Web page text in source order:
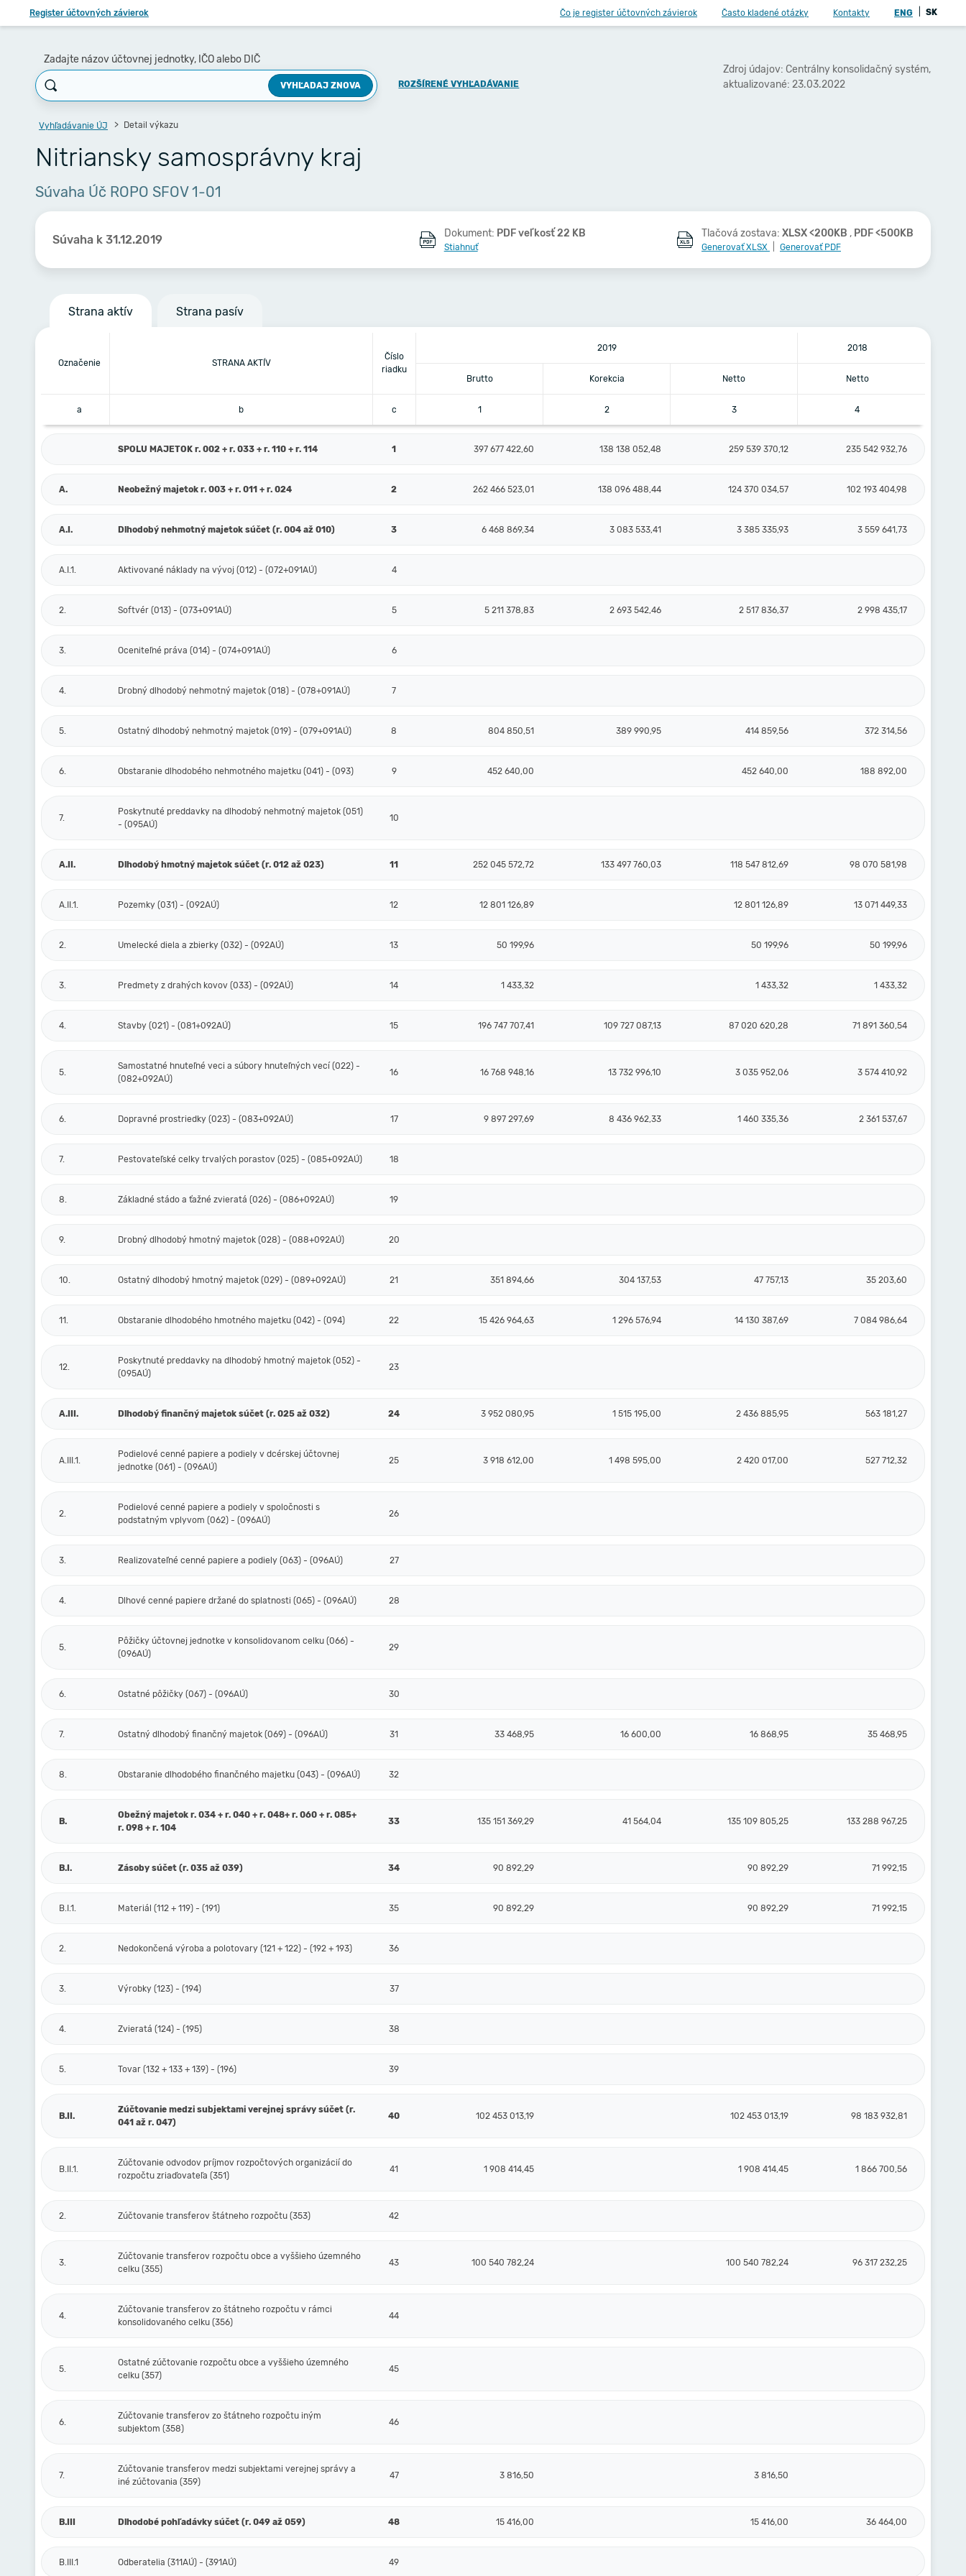
Register účtovných závierok Čo je register účtovných závierok Často kladené otázky Kontakty ENG SK
Zadajte názov účtovnej jednotky, IČO alebo DIČ
VYHĽADAJ ZNOVA ROZŠÍRENÉ VYHĽADÁVANIE
Zdroj údajov: Centrálny konsolidačný systém,
aktualizované: 23.03.2022
Vyhľadávanie ÚJ Detail výkazu
Nitriansky samosprávny kraj
Súvaha Úč ROPO SFOV 1-01
Súvaha k 31.12.2019 Dokument: PDF veľkosť 22 KB
Stiahnuť
Tlačová zostava: XLSX <200KB , PDF <500KB
Generovať XLSX Generovať PDF
Strana aktív Strana pasív
Označenie STRANA AKTÍV
Číslo
riadku
2019 2018
Brutto Korekcia Netto Netto
a b c 1 2 3 4
SPOLU MAJETOK r. 002 + r. 033 + r. 110 + r. 114 1 397 677 422,60 138 138 052,48 259 539 370,12 235 542 932,76
A. Neobežný majetok r. 003 + r. 011 + r. 024 2 262 466 523,01 138 096 488,44 124 370 034,57 102 193 404,98
A.I. Dlhodobý nehmotný majetok súčet (r. 004 až 010) 3 6 468 869,34 3 083 533,41 3 385 335,93 3 559 641,73
A.I.1. Aktivované náklady na vývoj (012) - (072+091AÚ) 4
2. Softvér (013) - (073+091AÚ) 5 5 211 378,83 2 693 542,46 2 517 836,37 2 998 435,17
3. Oceniteľné práva (014) - (074+091AÚ) 6
4. Drobný dlhodobý nehmotný majetok (018) - (078+091AÚ) 7
5. Ostatný dlhodobý nehmotný majetok (019) - (079+091AÚ) 8 804 850,51 389 990,95 414 859,56 372 314,56
6. Obstaranie dlhodobého nehmotného majetku (041) - (093) 9 452 640,00 452 640,00 188 892,00
7.
Poskytnuté preddavky na dlhodobý nehmotný majetok (051)
- (095AÚ)
10
A.II. Dlhodobý hmotný majetok súčet (r. 012 až 023) 11 252 045 572,72 133 497 760,03 118 547 812,69 98 070 581,98
A.II.1. Pozemky (031) - (092AÚ) 12 12 801 126,89 12 801 126,89 13 071 449,33
2. Umelecké diela a zbierky (032) - (092AÚ) 13 50 199,96 50 199,96 50 199,96
3. Predmety z drahých kovov (033) - (092AÚ) 14 1 433,32 1 433,32 1 433,32
4. Stavby (021) - (081+092AÚ) 15 196 747 707,41 109 727 087,13 87 020 620,28 71 891 360,54
5.
Samostatné hnuteľné veci a súbory hnuteľných vecí (022) -
(082+092AÚ)
16 16 768 948,16 13 732 996,10 3 035 952,06 3 574 410,92
6. Dopravné prostriedky (023) - (083+092AÚ) 17 9 897 297,69 8 436 962,33 1 460 335,36 2 361 537,67
7. Pestovateľské celky trvalých porastov (025) - (085+092AÚ) 18
8. Základné stádo a ťažné zvieratá (026) - (086+092AÚ) 19
9. Drobný dlhodobý hmotný majetok (028) - (088+092AÚ) 20
10. Ostatný dlhodobý hmotný majetok (029) - (089+092AÚ) 21 351 894,66 304 137,53 47 757,13 35 203,60
11. Obstaranie dlhodobého hmotného majetku (042) - (094) 22 15 426 964,63 1 296 576,94 14 130 387,69 7 084 986,64
12.
Poskytnuté preddavky na dlhodobý hmotný majetok (052) -
(095AÚ)
23
A.III. Dlhodobý finančný majetok súčet (r. 025 až 032) 24 3 952 080,95 1 515 195,00 2 436 885,95 563 181,27
A.III.1.
Podielové cenné papiere a podiely v dcérskej účtovnej
jednotke (061) - (096AÚ)
25 3 918 612,00 1 498 595,00 2 420 017,00 527 712,32
2.
Podielové cenné papiere a podiely v spoločnosti s
podstatným vplyvom (062) - (096AÚ)
26
3. Realizovateľné cenné papiere a podiely (063) - (096AÚ) 27
4. Dlhové cenné papiere držané do splatnosti (065) - (096AÚ) 28
5.
Pôžičky účtovnej jednotke v konsolidovanom celku (066) -
(096AÚ)
29
6. Ostatné pôžičky (067) - (096AÚ) 30
7. Ostatný dlhodobý finančný majetok (069) - (096AÚ) 31 33 468,95 16 600,00 16 868,95 35 468,95
8. Obstaranie dlhodobého finančného majetku (043) - (096AÚ) 32
B.
Obežný majetok r. 034 + r. 040 + r. 048+ r. 060 + r. 085+
r. 098 + r. 104
33 135 151 369,29 41 564,04 135 109 805,25 133 288 967,25
B.I. Zásoby súčet (r. 035 až 039) 34 90 892,29 90 892,29 71 992,15
B.I.1. Materiál (112 + 119) - (191) 35 90 892,29 90 892,29 71 992,15
2. Nedokončená výroba a polotovary (121 + 122) - (192 + 193) 36
3. Výrobky (123) - (194) 37
4. Zvieratá (124) - (195) 38
5. Tovar (132 + 133 + 139) - (196) 39
B.II.
Zúčtovanie medzi subjektami verejnej správy súčet (r.
041 až r. 047)
40 102 453 013,19 102 453 013,19 98 183 932,81
B.II.1.
Zúčtovanie odvodov príjmov rozpočtových organizácií do
rozpočtu zriaďovateľa (351)
41 1 908 414,45 1 908 414,45 1 866 700,56
2. Zúčtovanie transferov štátneho rozpočtu (353) 42
3.
Zúčtovanie transferov rozpočtu obce a vyššieho územného
celku (355)
43 100 540 782,24 100 540 782,24 96 317 232,25
4.
Zúčtovanie transferov zo štátneho rozpočtu v rámci
konsolidovaného celku (356)
44
5.
Ostatné zúčtovanie rozpočtu obce a vyššieho územného
celku (357)
45
6.
Zúčtovanie transferov zo štátneho rozpočtu iným
subjektom (358)
46
7.
Zúčtovanie transferov medzi subjektami verejnej správy a
iné zúčtovania (359)
47 3 816,50 3 816,50
B.III Dlhodobé pohľadávky súčet (r. 049 až 059) 48 15 416,00 15 416,00 36 464,00
B.III.1 Odberatelia (311AÚ) - (391AÚ) 49